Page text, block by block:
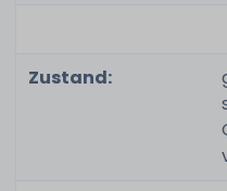
Zustand: